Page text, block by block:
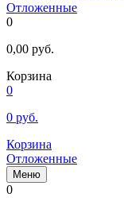
Отложенные
0
0,00 руб.
Корзина
0
0 руб.
Корзина
Отложенные
Меню
0